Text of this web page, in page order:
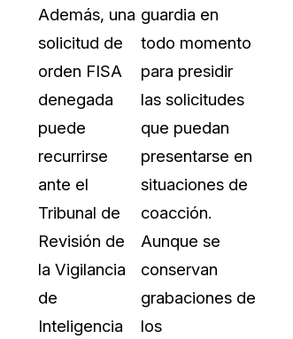
Trabaja con nosotros
Únase a nuestro equipo y
construir el futuro de la redacción
Contáctanos
Póngase en contacto con nuestro
Además, una
solicitud de
orden FISA
denegada
puede
recurrirse
ante el
Tribunal de
Revisión de
la Vigilancia
de
Inteligencia
guardia en
todo momento
para presidir
las solicitudes
que puedan
presentarse en
situaciones de
coacción.
Aunque se
conservan
grabaciones de
los